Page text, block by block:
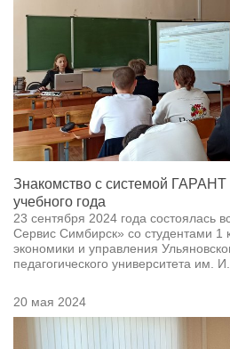
Знакомство с системой ГАРАНТ
учебного года
23 сентября 2024 года состоялась
Сервис Симбирск» со студентами 1
экономики и управления
педагогического университета им.
20 мая 2024